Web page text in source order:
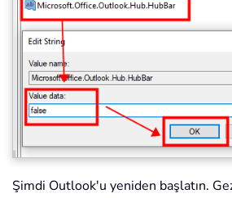
Şimdi Outlook'u yeniden başlatın.